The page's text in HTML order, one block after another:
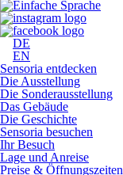
DE
EN
Sensoria entdecken
Die Ausstellung
Die Sonderausstellung
Das Gebäude
Die Geschichte
Sensoria besuchen
Ihr Besuch
Lage und Anreise
Preise & Öffnungszeiten